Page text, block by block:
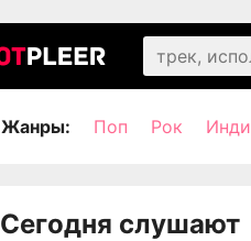
Жанры: Поп Рок Инди
Сегодня слушают